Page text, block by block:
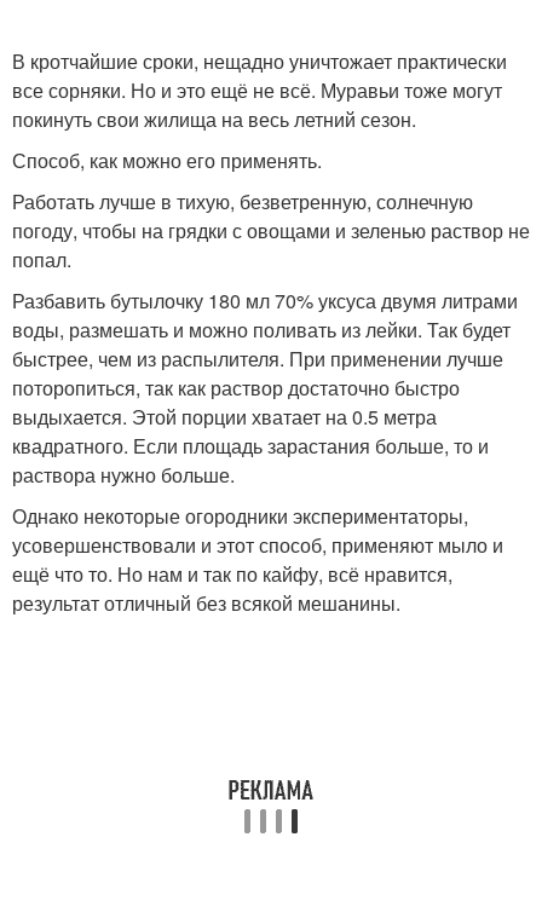
В кротчайшие сроки, нещадно уничтожает практически
все сорняки. Но и это ещё не всё. Муравьи тоже могут
покинуть свои жилища на весь летний сезон.
Способ, как можно его применять.
Работать лучше в тихую, безветренную, солнечную
погоду, чтобы на грядки с овощами и зеленью раствор не
попал.
Разбавить бутылочку 180 мл 70% уксуса двумя литрами
воды, размешать и можно поливать из лейки. Так будет
быстрее, чем из распылителя. При применении лучше
поторопиться, так как раствор достаточно быстро
выдыхается. Этой порции хватает на 0.5 метра
квадратного. Если площадь зарастания больше, то и
раствора нужно больше.
Однако некоторые огородники экспериментаторы,
усовершенствовали и этот способ, применяют мыло и
ещё что то. Но нам и так по кайфу, всё нравится,
результат отличный без всякой мешанины.